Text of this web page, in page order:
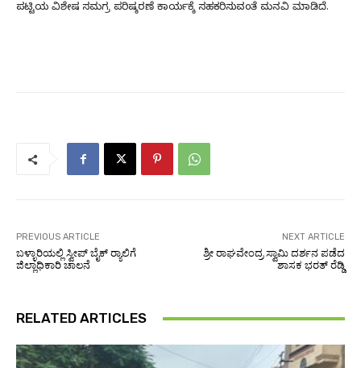
ಪಟ್ಟಿಯ ವಿಶೇಷ ಸಮಗ್ರ ಪರಿಷ್ಕರಣೆ ಕಾರ್ಯಕ್ಕೆ ಸಹಕರಿಸುವಂತೆ ಮನವಿ ಮಾಡಿದೆ.
PREVIOUS ARTICLE
ಬಳ್ಳಾರಿಯಲ್ಲಿ ಸ್ವೀಪ್ ಬೈಕ್ ರ‍್ಯಾಲಿಗೆ
ಜಿಲ್ಲಾಧಿಕಾರಿ ಚಾಲನೆ
NEXT ARTICLE
ಶ್ರೀ ರಾಘವೇಂದ್ರ ಸ್ವಾಮಿ ದರ್ಶನ ಪಡೆದ
ಶಾಸಕ ಭರತ್ ರೆಡ್ಡಿ
RELATED ARTICLES